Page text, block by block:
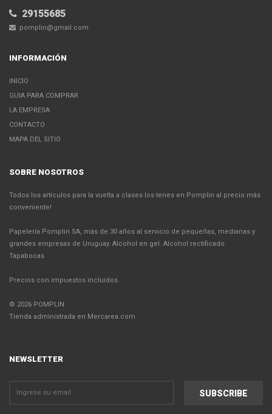
29155685
pomplin@gmail.com
INFORMACIÓN
INICIO
GUIA PARA COMPRAR
LA EMPRESA
CONTACTO
MAPA DEL SITIO
SOBRE NOSOTROS
Todos los articulos para la vuelta a clases los tenes en Pomplin al precio más
conveniente!
Papelería Pomplin SA, más de 30 años al servicio de pequeñas, medianas y
grandes empresas de Uruguay. Alcohol en gel. Alcohol rectificado.
Tapabocas
Precios con impuestos incluidos.
© 2026 POMPLIN.
Tienda administrada en Mercarea.com
NEWSLETTER